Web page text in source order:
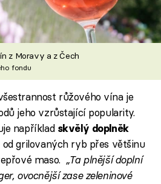
z Moravy a z Čech
fondu
růžového vína je
jeho vzrůstající popularity.
například skvělý doplněk
grilovaných ryb přes většinu
maso. „Ta plnější doplní
ovocnější zase zeleninové